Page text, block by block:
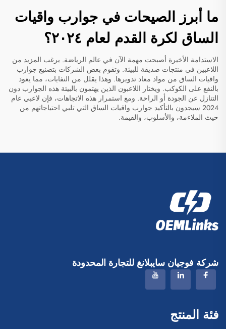
ما أبرز الصيحات في جوارب واقيات
الساق لكرة القدم لعام ٢٠٢٤؟
الاستدامة الأخيرة أصبحت مهمة الآن في عالم الرياضة. يرغب المزيد من
اللاعبين في منتجات صديقة للبيئة. وتقوم بعض الشركات بتصنيع جوارب
واقيات الساق من مواد معاد تدويرها. وهذا يقلل من النفايات، مما يعود
بالنفع على الكوكب. ويختار اللاعبون الذين يهتمون بالبيئة هذه الجوارب دون
التنازل عن الجودة أو الراحة. ومع استمرار هذه الاتجاهات، فإن لاعبي عام
2024 سيجدون بالتأكيد جوارب واقيات الساق التي تلبي احتياجاتهم من
حيث الملاءمة، والأسلوب، والقيمة.
شركة فوجيان سايبلانغ للتجارة المحدودة
فئة المنتج